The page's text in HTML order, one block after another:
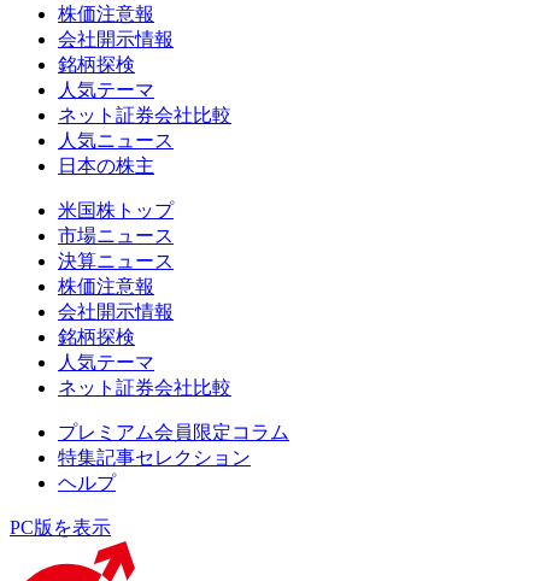
株価注意報
会社開示情報
銘柄探検
人気テーマ
ネット証券会社比較
人気ニュース
日本の株主
米国株トップ
市場ニュース
決算ニュース
株価注意報
会社開示情報
銘柄探検
人気テーマ
ネット証券会社比較
プレミアム会員限定コラム
特集記事セレクション
ヘルプ
PC版を表示